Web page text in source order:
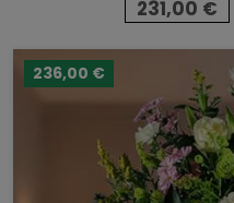
231,00 €
236,00 €